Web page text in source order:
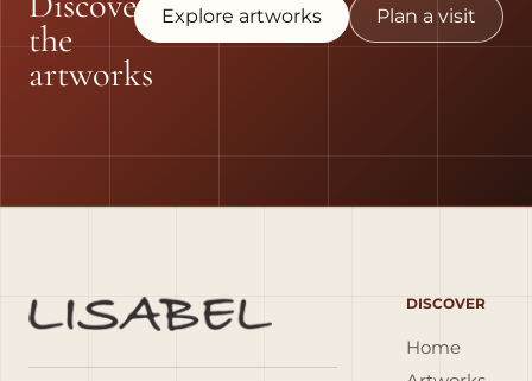
the
artworks
Explore artworks Plan a visit
DISCOVER
Home